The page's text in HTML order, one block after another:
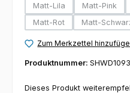
Matt-Lila
(Diese Option ist
Matt-Pink
(Diese
Matt-Rot
(Diese Option ist
Matt-
(Diese
Zum Merkzettel
Produktnummer:
Dieses Produkt